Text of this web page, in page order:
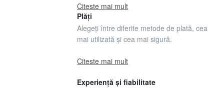
Citeste mai mult
Plăți
Alegeți între diferite metode de plată, cea
mai utilizată și cea mai sigură.
Citeste mai mult
Experiență și fiabilitate